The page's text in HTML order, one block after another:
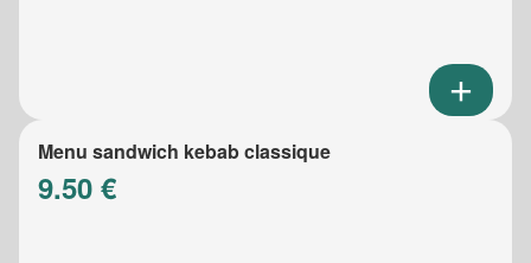
Menu sandwich kebab classique
9.50 €